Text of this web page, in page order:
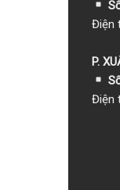
Điện
P.
Điện